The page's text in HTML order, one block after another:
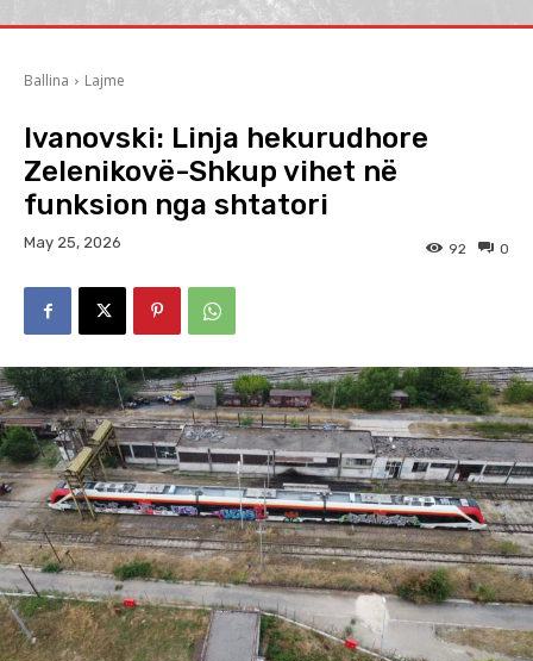
Ballina Lajme
Ivanovski: Linja hekurudhore
Zelenikovë-Shkup vihet në
funksion nga shtatori
May 25, 2026 0
92